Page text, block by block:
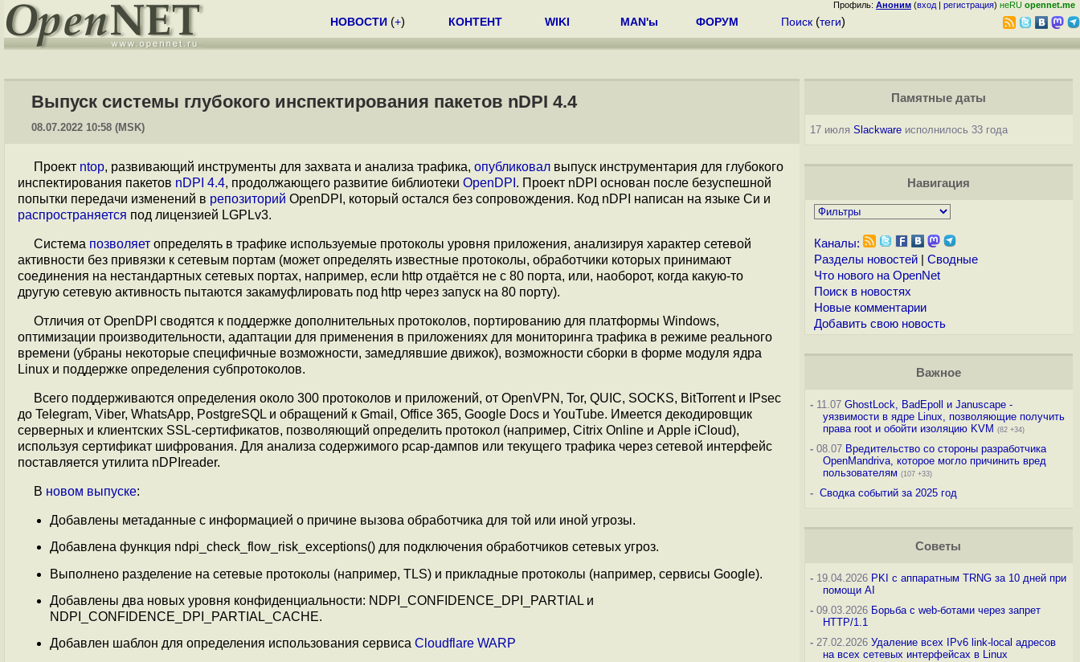
Профиль: Аноним (вход | регистрация) неRU opennet.me
НОВОСТИ (+) КОНТЕНТ WIKI MAN'ы ФОРУМ Поиск (теги)
Выпуск системы глубокого инспектирования пакетов nDPI 4.4
08.07.2022 10:58 (MSK)
Проект ntop, развивающий инструменты для захвата и анализа трафика, опубликовал выпуск инструментария для глубокого
инспектирования пакетов nDPI 4.4, продолжающего развитие библиотеки OpenDPI . Проект nDPI основан после безуспешной
попытки передачи изменений в репозиторий OpenDPI, который остался без сопровождения. Код nDPI написан на языке Си и
распространяется под лицензией LGPLv3.
Система позволяет определять в трафике используемые протоколы уровня приложения, анализируя характер сетевой
активности без привязки к сетевым портам (может определять известные протоколы, обработчики которых принимают
соединения на нестандартных сетевых портах, например, если http отдаётся не с 80 порта, или, наоборот, когда какую-то
другую сетевую активность пытаются закамуфлировать под http через запуск на 80 порту).
Отличия от OpenDPI сводятся к поддержке дополнительных протоколов, портированию для платформы Windows,
оптимизации производительности, адаптации для применения в приложениях для мониторинга трафика в режиме реального
времени (убраны некоторые специфичные возможности, замедлявшие движок), возможности сборки в форме модуля ядра
Linux и поддержке определения субпротоколов.
Всего поддерживаются определения около 300 протоколов и приложений, от OpenVPN, Tor, QUIC, SOCKS, BitTorrent и IPsec
до Telegram, Viber, WhatsApp, PostgreSQL и обращений к Gmail, Office 365, Google Docs и YouTube. Имеется декодировщик
серверных и клиентских SSL-сертификатов, позволяющий определить протокол (например, Citrix Online и Apple iCloud),
используя сертификат шифрования. Для анализа содержимого pcap-дампов или текущего трафика через сетевой интерфейс
поставляется утилита nDPIreader.
В новом выпуске:
Добавлены метаданные с информацией о причине вызова обработчика для той или иной угрозы.
Добавлена функция ndpi_check_flow_risk_exceptions() для подключения обработчиков сетевых угроз.
Выполнено разделение на сетевые протоколы (например, TLS) и прикладные протоколы (например, сервисы Google).
Добавлены два новых уровня конфиденциальности: NDPI_CONFIDENCE_DPI_PARTIAL и
NDPI_CONFIDENCE_DPI_PARTIAL_CACHE.
Добавлен шаблон для определения использования сервиса Cloudflare WARP
Памятные даты
17 июля Slackwareисполнилось 33 года
Навигация
Каналы:
Разделы новостей| Сводные
Что нового на OpenNet
Поиск в новостях
Новые комментарии
Добавить свою новость
Важное
-11.07 GhostLock, BadEpoll и Januscape -
уязвимости в ядре Linux, позволяющие получить
права root и обойти изоляцию KVM (82 +34)
-08.07 Вредительство со стороны разработчика
OpenMandriva, которое могло причинить вред
пользователям (107 +33)
- Сводка событий за 2025 год
Советы
-19.04.2026 PKI с аппаратным TRNG за 10 дней при
помощи AI
-09.03.2026 Борьба с web-ботами через запрет
HTTP/1.1
-27.02.2026 Удаление всех IPv6 link-local адресов
на всех сетевых интерфейсах в Linux